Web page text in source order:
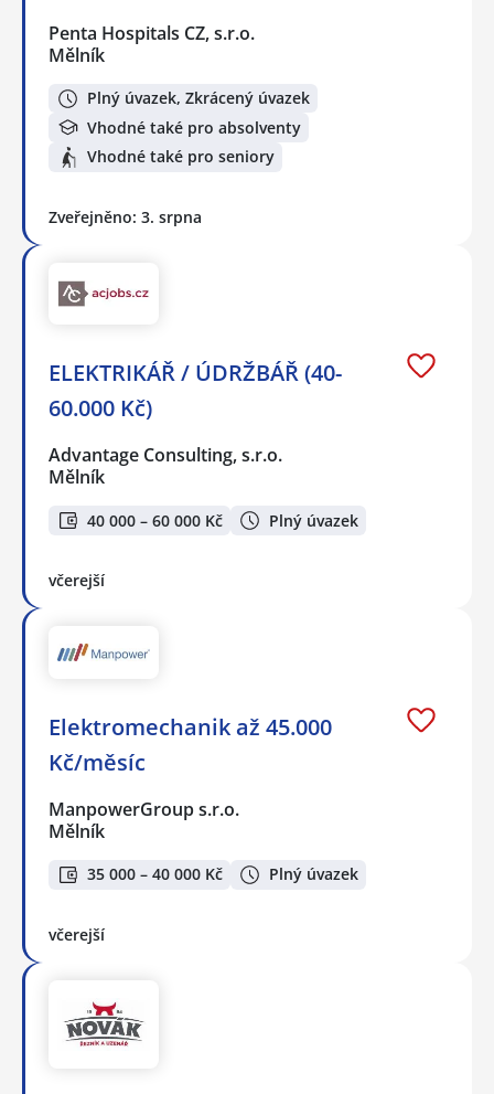
Penta Hospitals CZ, s.r.o.
Mělník
Plný úvazek, Zkrácený úvazek
Vhodné také pro absolventy
Vhodné také pro seniory
Zveřejněno: 3. srpna
ELEKTRIKÁŘ / ÚDRŽBÁŘ (40-
60.000 Kč)
Advantage Consulting, s.r.o.
Mělník
40 000 – 60 000 Kč Plný úvazek
včerejší
Elektromechanik až 45.000
Kč/měsíc
ManpowerGroup s.r.o.
Mělník
35 000 – 40 000 Kč Plný úvazek
včerejší